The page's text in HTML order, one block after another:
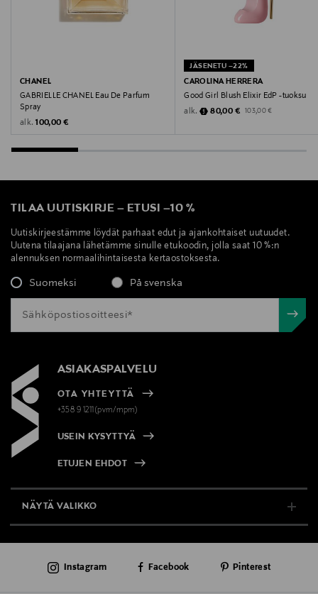
CHANEL
GABRIELLE CHANEL Eau De Parfum
Spray
alk. Original Price
100,00 €
JÄSENETU –22%
CAROLINA HERRERA
Good Girl Blush Elixir EdP -tuoksu
alk.
Discounted Price
80,00 € Original Price
103,00 €
TILAA UUTISKIRJE – ETUSI –10 %
Uutiskirjeestämme löydät parhaat edut ja ajankohtaiset uutuudet.
Uutena tilaajana lähetämme sinulle etukoodin, jolla saat 10 %:n
alennuksen normaalihintaisesta kertaostoksesta.
Suomeksi På svenska
ASIAKASPALVELU
OTA YHTEYTTÄ
+358 9 1211(pvm/mpm)
USEIN KYSYTTYÄ
ETUJEN EHDOT
NÄYTÄ VALIKKO
AJANKOHTAISTA
Instagram Facebook Pinterest